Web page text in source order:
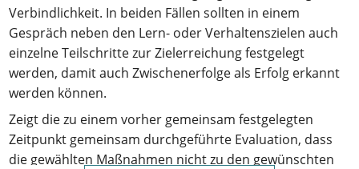
Verbindlichkeit. In beiden Fällen sollten in einem
Gespräch neben den Lern- oder Verhaltenszielen auch
einzelne Teilschritte zur Zielerreichung festgelegt
werden, damit auch Zwischenerfolge als Erfolg erkannt
werden können.
Zeigt die zu einem vorher gemeinsam festgelegten
Zeitpunkt gemeinsam durchgeführte Evaluation, dass
die gewählten Maßnahmen nicht zu den gewünschten